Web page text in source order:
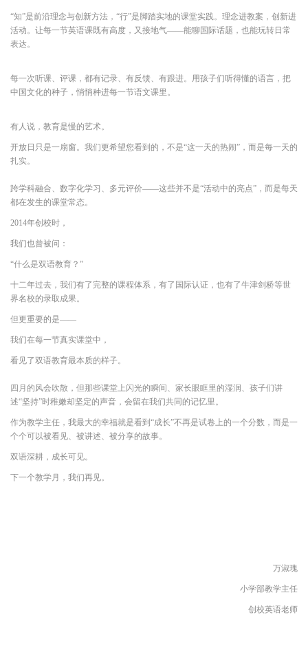
“知”是前沿理念与创新方法，“行”是脚踏实地的课堂实践。理念进教案，创新进
活动。让每一节英语课既有高度，又接地气——能聊国际话题，也能玩转日常
表达。
每一次听课、评课，都有记录、有反馈、有跟进。用孩子们听得懂的语言，把
中国文化的种子，悄悄种进每一节语文课里。
有人说，教育是慢的艺术。
开放日只是一扇窗。我们更希望您看到的，不是“这一天的热闹”，而是每一天的
扎实。
跨学科融合、数字化学习、多元评价——这些并不是“活动中的亮点”，而是每天
都在发生的课堂常态。
2014年创校时，
我们也曾被问：
“什么是双语教育？”
十二年过去，我们有了完整的课程体系，有了国际认证，也有了牛津剑桥等世
界名校的录取成果。
但更重要的是——
我们在每一节真实课堂中，
看见了双语教育最本质的样子。
四月的风会吹散，但那些课堂上闪光的瞬间、家长眼眶里的湿润、孩子们讲
述“坚持”时稚嫩却坚定的声音，会留在我们共同的记忆里。
作为教学主任，我最大的幸福就是看到“成长”不再是试卷上的一个分数，而是一
个个可以被看见、被讲述、被分享的故事。
双语深耕，成长可见。
下一个教学月，我们再见。
万淑瑰
小学部教学主任
创校英语老师